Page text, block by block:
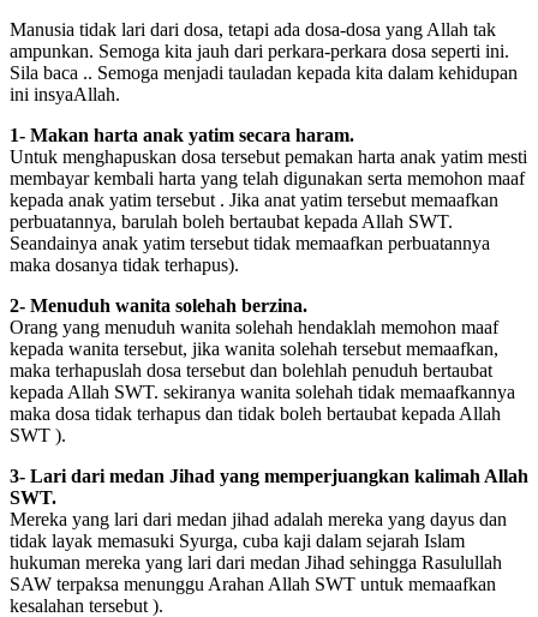
Manusia tidak lari dari dosa, tetapi ada dosa-dosa yang Allah tak
ampunkan. Semoga kita jauh dari perkara-perkara dosa seperti ini.
Sila baca .. Semoga menjadi tauladan kepada kita dalam kehidupan
ini insyaAllah.
1- Makan harta anak yatim secara haram.
Untuk menghapuskan dosa tersebut pemakan harta anak yatim mesti
membayar kembali harta yang telah digunakan serta memohon maaf
kepada anak yatim tersebut . Jika anat yatim tersebut memaafkan
perbuatannya, barulah boleh bertaubat kepada Allah SWT.
Seandainya anak yatim tersebut tidak memaafkan perbuatannya
maka dosanya tidak terhapus).
2- Menuduh wanita solehah berzina.
Orang yang menuduh wanita solehah hendaklah memohon maaf
kepada wanita tersebut, jika wanita solehah tersebut memaafkan,
maka terhapuslah dosa tersebut dan bolehlah penuduh bertaubat
kepada Allah SWT. sekiranya wanita solehah tidak memaafkannya
maka dosa tidak terhapus dan tidak boleh bertaubat kepada Allah
SWT ).
3- Lari dari medan Jihad yang memperjuangkan kalimah Allah
SWT.
Mereka yang lari dari medan jihad adalah mereka yang dayus dan
tidak layak memasuki Syurga, cuba kaji dalam sejarah Islam
hukuman mereka yang lari dari medan Jihad sehingga Rasulullah
SAW terpaksa menunggu Arahan Allah SWT untuk memaafkan
kesalahan tersebut ).